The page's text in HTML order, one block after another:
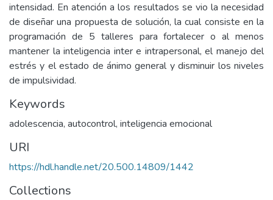
intensidad. En atención a los resultados se vio la necesidad
de diseñar una propuesta de solución, la cual consiste en la
programación de 5 talleres para fortalecer o al menos
mantener la inteligencia inter e intrapersonal, el manejo del
estrés y el estado de ánimo general y disminuir los niveles
de impulsividad.
Keywords
adolescencia, autocontrol, inteligencia emocional
URI
https://hdl.handle.net/20.500.14809/1442
Collections